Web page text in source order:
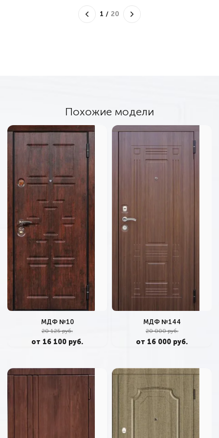
1 / 20
Похожие модели
МДФ №10
20 125 руб.
от 16 100 руб.
МДФ №144
20 000 руб.
от 16 000 руб.